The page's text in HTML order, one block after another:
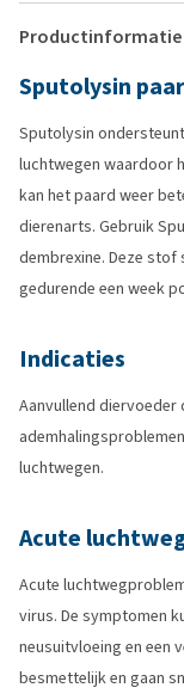
Productinformatie
Sputolysin
Sputolysin
luchtwegen waardoor
kan het paard weer
dierenarts. Gebruik
dembrexine. Deze
gedurende een week
Indicaties
Aanvullend
luchtwegen.
Acute
Acute
virus. De symptomen
neusuitvloeing en een
besmettelijk en gaan